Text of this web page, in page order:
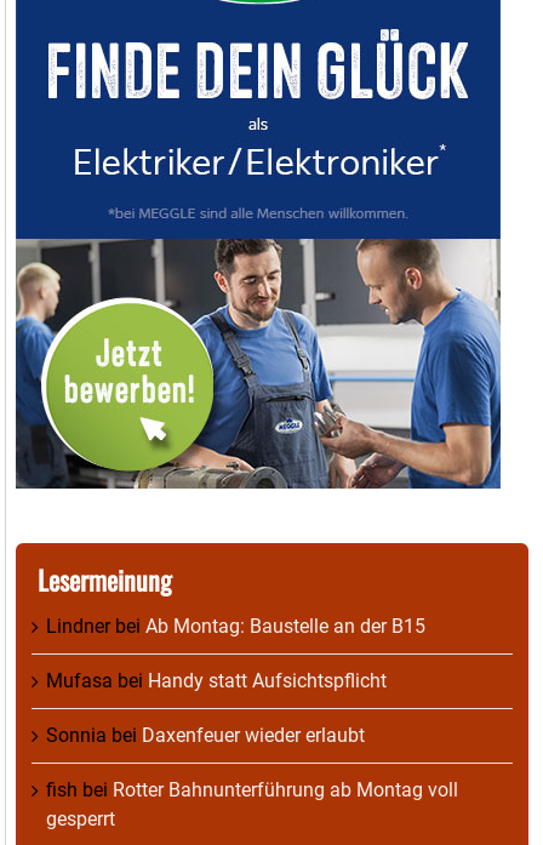
Lesermeinung
Lindnerbei Ab Montag: Baustelle an der B15
Mufasa bei Handy statt Aufsichtspflicht
Sonnia bei Daxenfeuer wieder erlaubt
fish bei Rotter Bahnunterführung ab Montag voll
gesperrt